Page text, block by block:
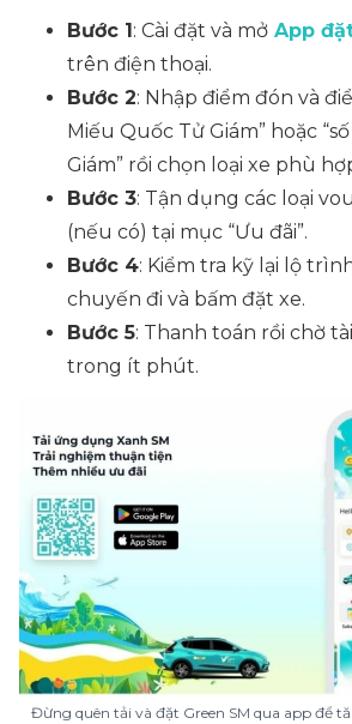
Bước 1: Cài đặt và mở App
trên điện thoại.
Bước 2: Nhập điểm đón và
Miếu Quốc Tử Giám” hoặc “
Giám” rồi chọn loại xe phù
Bước 3: Tận dụng các loại
(nếu có) tại mục “Ưu đãi”.
Bước 4: Kiểm tra kỹ lại lộ
chuyến đi và bấm đặt xe.
Bước 5: Thanh toán rồi chờ
trong ít phút.
Đừng quên tải và đặt Green SM qua app để